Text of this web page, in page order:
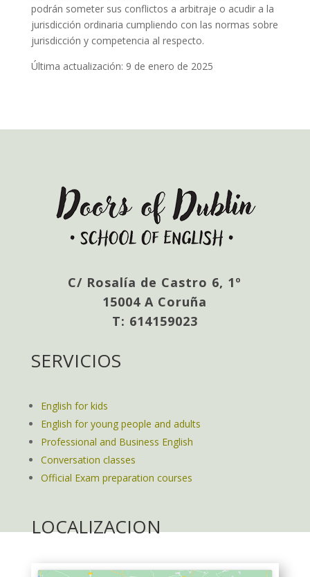
podrán someter sus conflictos a arbitraje o acudir a la
jurisdicción ordinaria cumpliendo con las normas sobre
jurisdicción y competencia al respecto.
Última actualización: 9 de enero de 2025
C/ Rosalía de Castro 6, 1º
15004 A Coruña
T: 614159023
SERVICIOS
English for kids
English for young people and adults
Professional and Business English
Conversation classes
Official Exam preparation courses
LOCALIZACION